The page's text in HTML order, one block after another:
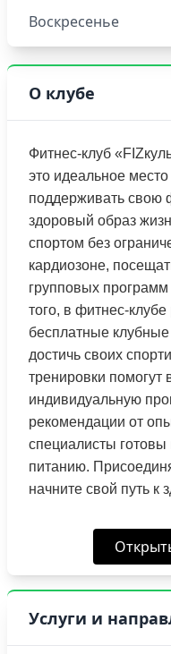
О клубе
Фитнес-клуб
это идеальное место
поддерживать свою
здоровый образ
спортом без
кардиозоне,
групповых
того, в фитнес-
бесплатные
достичь своих
тренировки помогут
индивидуальную
рекомендации от
специалисты
питанию.
начните свой путь к
Услуги и
Воскресенье